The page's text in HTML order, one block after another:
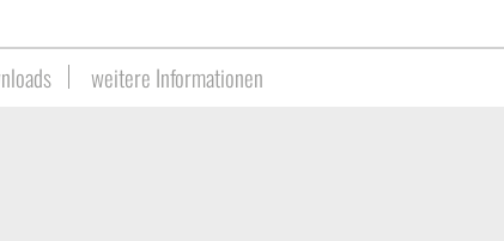
weitere Informationen